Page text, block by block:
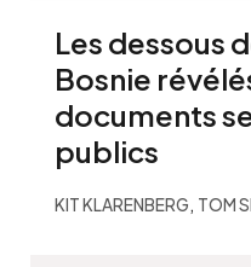
Les dessous
Bosnie
documents
publics
KIT KLARENBERG, TOM